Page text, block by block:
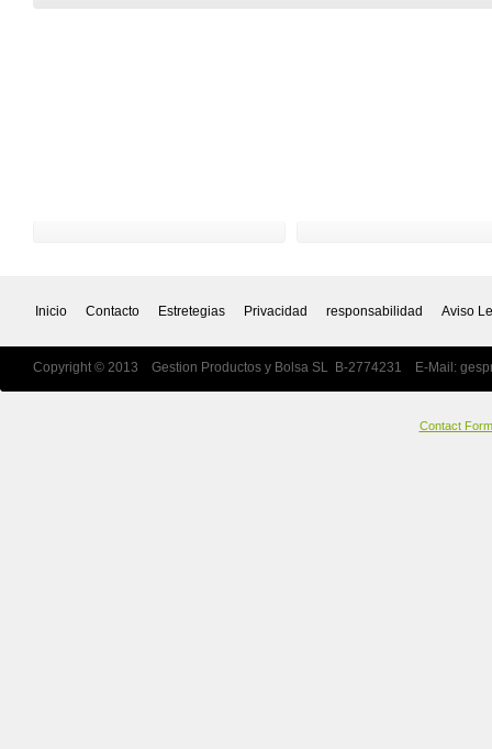
Inicio Contacto Estretegias Privacidad responsabilidad Aviso
Copyright © 2013 Gestion Productos y Bolsa SL B-2774231 E-Mail:
Contact Form